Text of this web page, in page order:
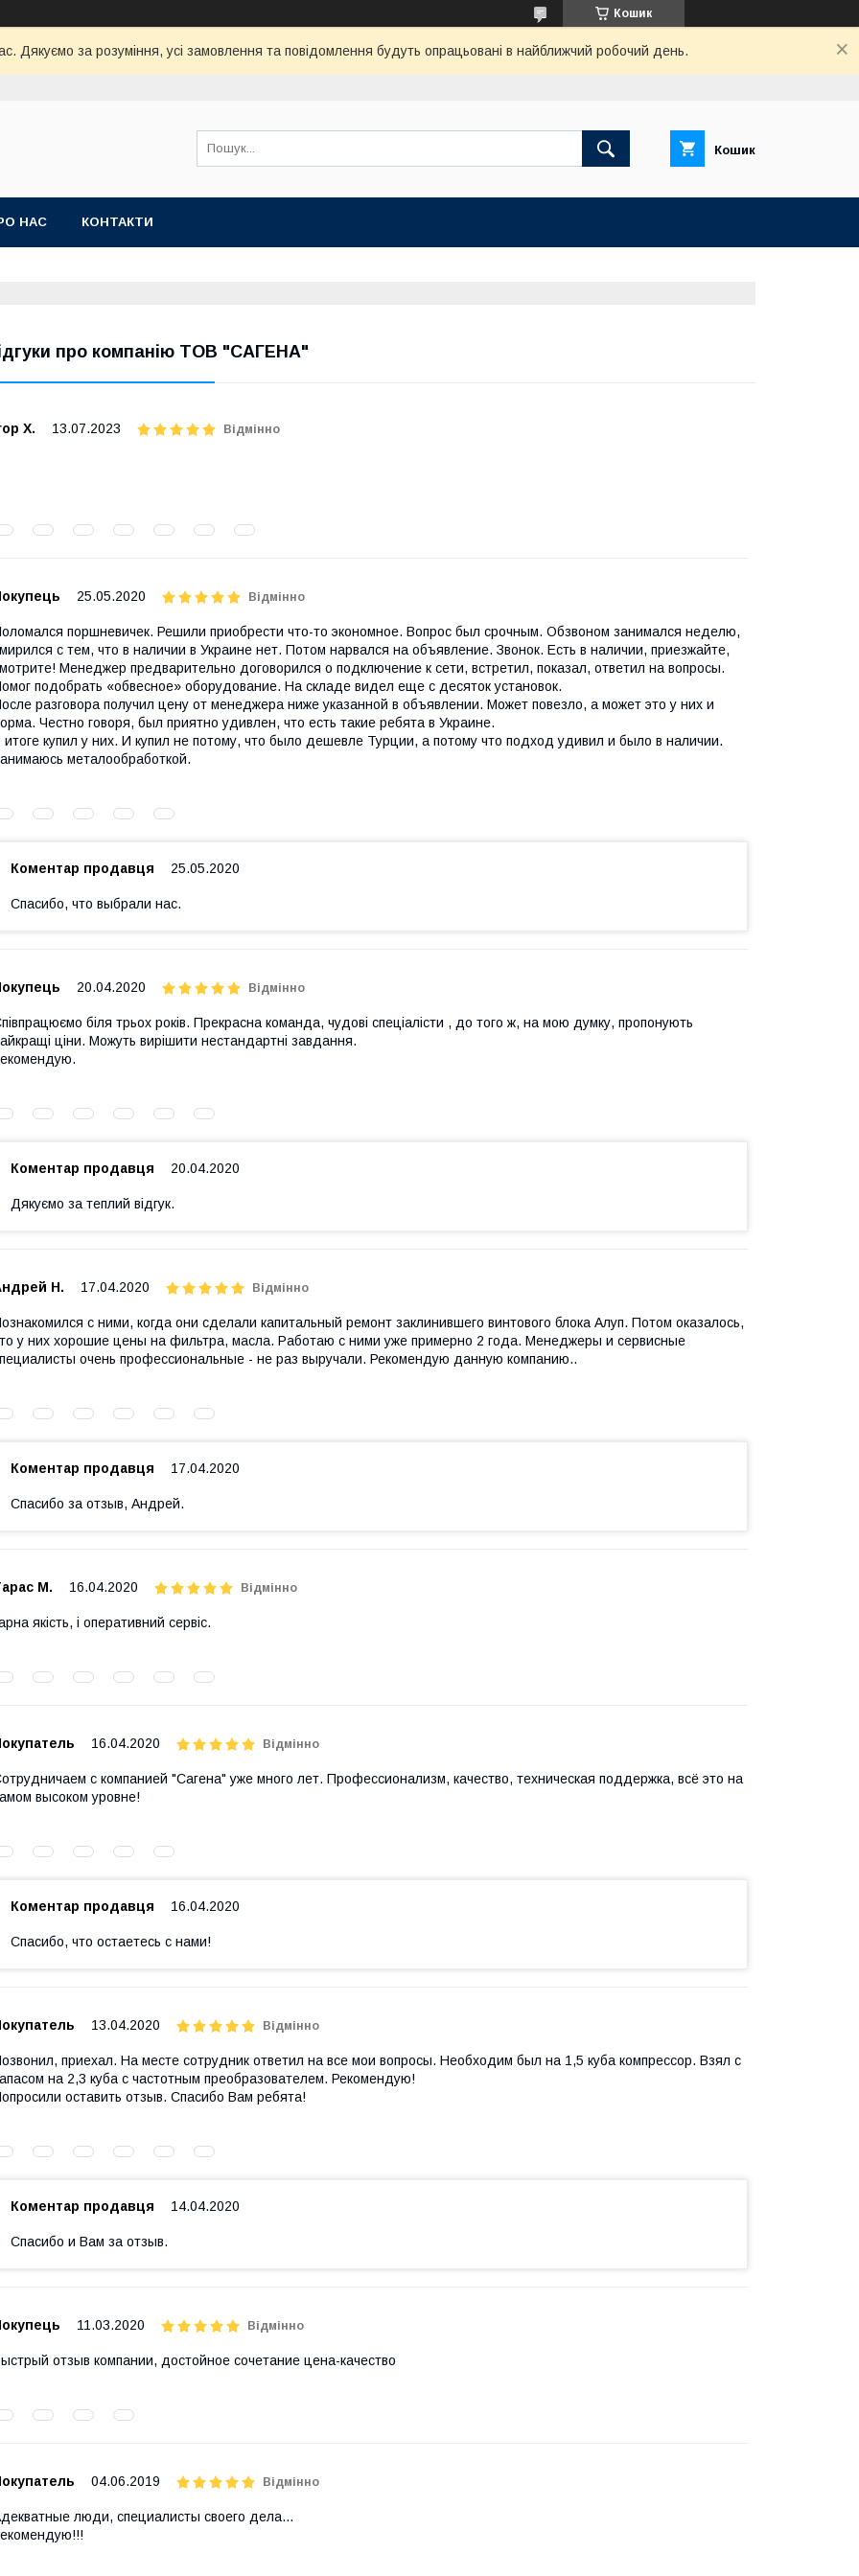
Кошик
Дякуємо за розуміння, усі замовлення та повідомлення будуть опрацьовані в найближчий робочий день.
Кошик
НАС КОНТАКТИ
про компанію ТОВ "САГЕНА"
Х. 13.07.2023 Відмінно
25.05.2020 Відмінно
поршневичек. Решили приобрести что-то экономное. Вопрос был срочным. Обзвоном занимался неделю,
с тем, что в наличии в Украине нет. Потом нарвался на объявление. Звонок. Есть в наличии, приезжайте,
Менеджер предварительно договорился о подключение к сети, встретил, показал, ответил на вопросы.
подобрать «обвесное» оборудование. На складе видел еще с десяток установок.
разговора получил цену от менеджера ниже указанной в объявлении. Может повезло, а может это у них и
Честно говоря, был приятно удивлен, что есть такие ребята в Украине.
итоге купил у них. И купил не потому, что было дешевле Турции, а потому что подход удивил и было в наличии.
металообработкой.
Коментар продавця 25.05.2020
Спасибо, что выбрали нас.
20.04.2020 Відмінно
біля трьох років. Прекрасна команда, чудові спеціалісти , до того ж, на мою думку, пропонують
ціни. Можуть вирішити нестандартні завдання.
Коментар продавця 20.04.2020
Дякуємо за теплий відгук.
Н. 17.04.2020 Відмінно
с ними, когда они сделали капитальный ремонт заклинившего винтового блока Алуп. Потом оказалось,
у них хорошие цены на фильтра, масла. Работаю с ними уже примерно 2 года. Менеджеры и сервисные
очень профессиональные - не раз выручали. Рекомендую данную компанию..
Коментар продавця 17.04.2020
Спасибо за отзыв, Андрей.
М. 16.04.2020 Відмінно
якість, і оперативний сервіс.
16.04.2020 Відмінно
с компанией "Сагена" уже много лет. Профессионализм, качество, техническая поддержка, всё это на
высоком уровне!
Коментар продавця 16.04.2020
Спасибо, что остаетесь с нами!
13.04.2020 Відмінно
приехал. На месте сотрудник ответил на все мои вопросы. Необходим был на 1,5 куба компрессор. Взял с
на 2,3 куба с частотным преобразователем. Рекомендую!
оставить отзыв. Спасибо Вам ребята!
Коментар продавця 14.04.2020
Спасибо и Вам за отзыв.
11.03.2020 Відмінно
отзыв компании, достойное сочетание цена-качество
04.06.2019 Відмінно
люди, специалисты своего дела...